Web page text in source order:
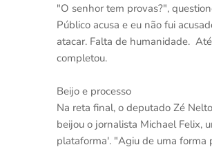
"O senhor tem provas?",
Público acusa e eu não fui
atacar. Falta de humanidade.
completou.
Beijo e processo
Na reta final, o deputado Zé
beijou o jornalista Michael Felix,
plataforma'. "Agiu de uma forma